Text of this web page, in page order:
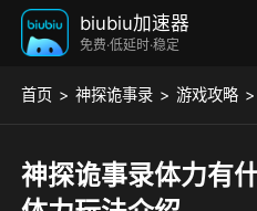
biubiu加速器
免费·低延时·稳定
首页 神探诡事录 游戏攻略
神探诡事录体力有